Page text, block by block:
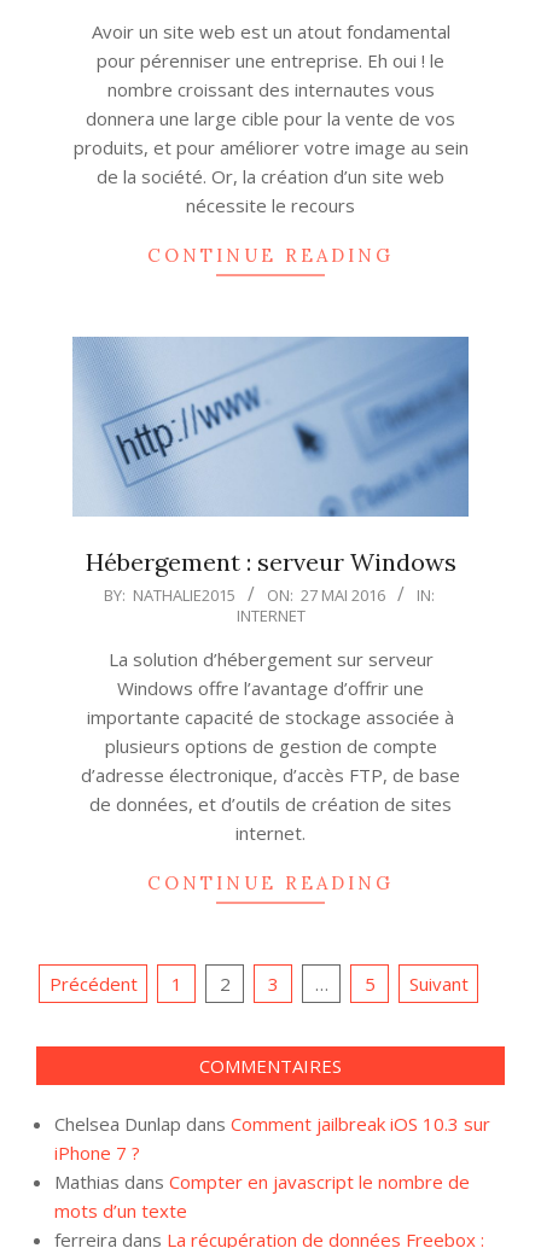
Avoir un site web est un atout fondamental
pour pérenniser une entreprise. Eh oui ! le
nombre croissant des internautes vous
donnera une large cible pour la vente de vos
produits, et pour améliorer votre image au sein
de la société. Or, la création d’un site web
nécessite le recours
CONTINUE READING
Hébergement : serveur Windows
2016-
BY: NATHALIE2015 ON: 27 MAI 2016
IN:
INTERNET
La solution d’hébergement sur serveur
Windows offre l’avantage d’offrir une
importante capacité de stockage associée à
plusieurs options de gestion de compte
d’adresse électronique, d’accès FTP, de base
de données, et d’outils de création de sites
internet.
CONTINUE READING
Navigation
Précédent 1 2 3 … 5 Suivant
COMMENTAIRES
Chelsea Dunlap dans Comment jailbreak iOS 10.3 sur
iPhone 7 ?
Mathias dans Compter en javascript le nombre de
mots d’un texte
ferreira dans La récupération de données Freebox :